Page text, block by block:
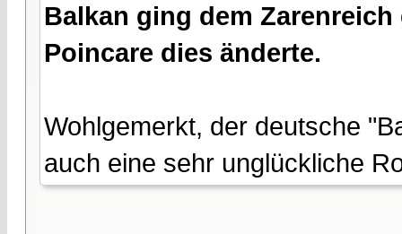
Balkan ging dem
Poincare dies änderte.
Wohlgemerkt, der deutsche
auch eine sehr unglückliche